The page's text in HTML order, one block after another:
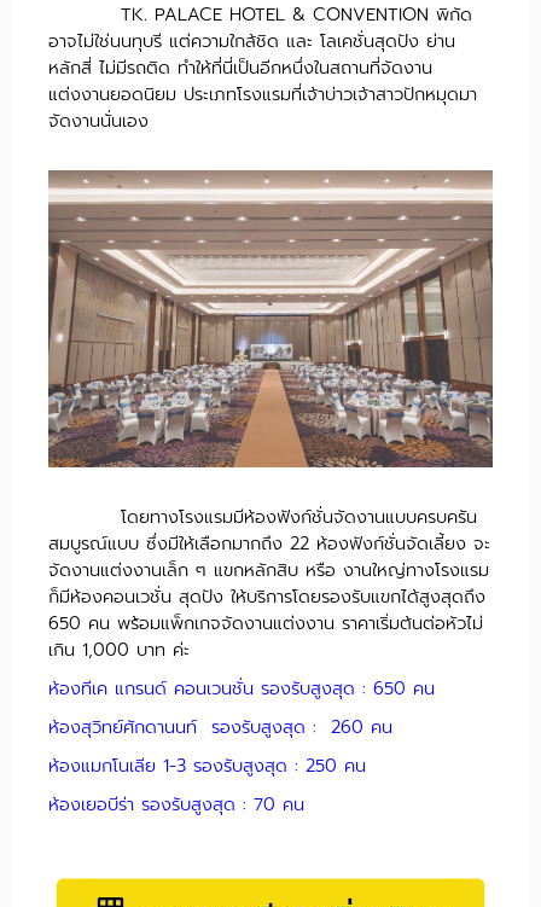
TK. PALACE HOTEL & CONVENTION พิกัด
อาจไม่ใช่นนทุบรี แต่ความใกล้ชิด และ โลเคชั่นสุดปัง ย่าน
หลักสี่ ไม่มีรถติด ทำให้ที่นี่เป็นอีกหนึ่งในสถานที่จัดงาน
แต่งงานยอดนิยม ประเภทโรงแรมที่เจ้าบ่าวเจ้าสาวปักหมุดมา
จัดงานนั่นเอง
โดยทางโรงแรมมีห้องฟังก์ชั่นจัดงานแบบครบครัน
สมบูรณ์แบบ ซึ่งมีให้เลือกมากถึง 22 ห้องฟังก์ชั่นจัดเลี้ยง จะ
จัดงานแต่งงานเล็ก ๆ แขกหลักสิบ หรือ งานใหญ่ทางโรงแรม
ก็มีห้องคอนเวชั่น สุดปัง ให้บริการโดยรองรับแขกได้สูงสุดถึง
650 คน พร้อมแพ็กเกจจัดงานแต่งงาน ราคาเริ่มต้นต่อหัวไม่
เกิน 1,000 บาท ค่ะ
ห้องทีเค แกรนด์ คอนเวนชั่น รองรับสูงสุด : 650 คน
ห้องสุวิทย์ศักดานนท์ รองรับสูงสุด : 260 คน
ห้องแมกโนเลีย 1-3 รองรับสูงสุด : 250 คน
ห้องเยอบีร่า รองรับสูงสุด : 70 คน